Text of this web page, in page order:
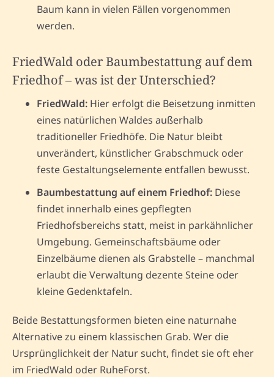
Baum kann in vielen Fällen vorgenommen
werden.
FriedWald oder Baumbestattung auf dem
Friedhof – was ist der Unterschied?
FriedWald: Hier erfolgt die Beisetzung inmitten
eines natürlichen Waldes außerhalb
traditioneller Friedhöfe. Die Natur bleibt
unverändert, künstlicher Grabschmuck oder
feste Gestaltungselemente entfallen bewusst.
Baumbestattung auf einem Friedhof: Diese
findet innerhalb eines gepflegten
Friedhofsbereichs statt, meist in parkähnlicher
Umgebung. Gemeinschaftsbäume oder
Einzelbäume dienen als Grabstelle – manchmal
erlaubt die Verwaltung dezente Steine oder
kleine Gedenktafeln.
Beide Bestattungsformen bieten eine naturnahe
Alternative zu einem klassischen Grab. Wer die
Ursprünglichkeit der Natur sucht, findet sie oft eher
im FriedWald oder RuheForst.